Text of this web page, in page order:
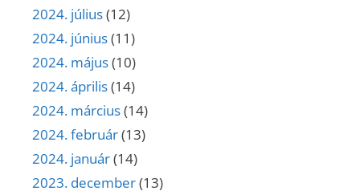
2024. július(12)
2024. június(11)
2024. május(10)
2024. április(14)
2024. március(14)
2024. február(13)
2024. január(14)
2023. december(13)